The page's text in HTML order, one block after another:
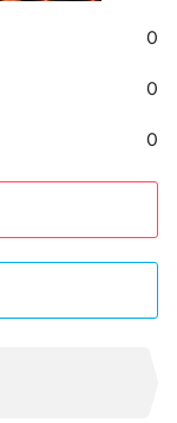
0
0
0